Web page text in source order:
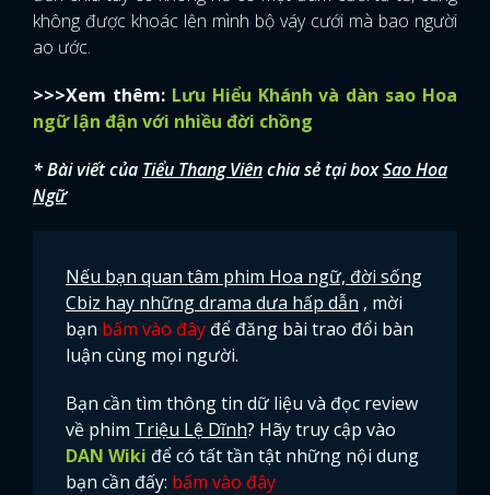
không được khoác lên mình bộ váy cưới mà bao người
ao ước.
>>>Xem thêm: Lưu Hiểu Khánh và dàn sao Hoa
ngữ lận đận với nhiều đời chồng
* Bài viết của Tiểu Thang Viênchia sẻ tại boxSao Hoa
Ngữ
Nếu bạn quan tâm phim Hoa ngữ, đời sống
Cbiz hay những drama dưa hấp dẫn , mời
bạn bấm vào đây để đăng bài trao đổi bàn
luận cùng mọi người.
Bạn cần tìm thông tin dữ liệu và đọc review
về phim Triệu Lệ Dĩnh? Hãy truy cập vào
DAN Wiki để có tất tần tật những nội dung
bạn cần đấy: bấm vào đây